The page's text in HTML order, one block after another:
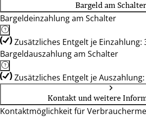
Bargeld am Schalter
Bargeldeinzahlung am Schalter
Zusätzliches Entgelt je Einzahlung:
Bargeldauszahlung am Schalter
Zusätzliches Entgelt je Auszahlung:
Kontakt und weitere
Kontaktmöglichkeit für